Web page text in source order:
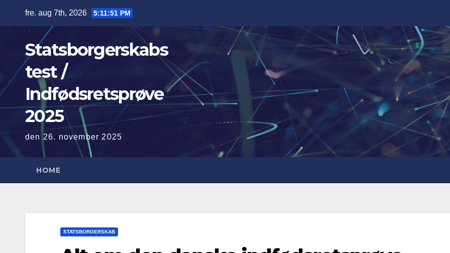
fre. aug 7th, 2026 5:11:52 PM
Statsborgerskabs
test /
Indfødsretsprøve
2025
den 26. november 2025
HOME
STATSBORGERSKAB